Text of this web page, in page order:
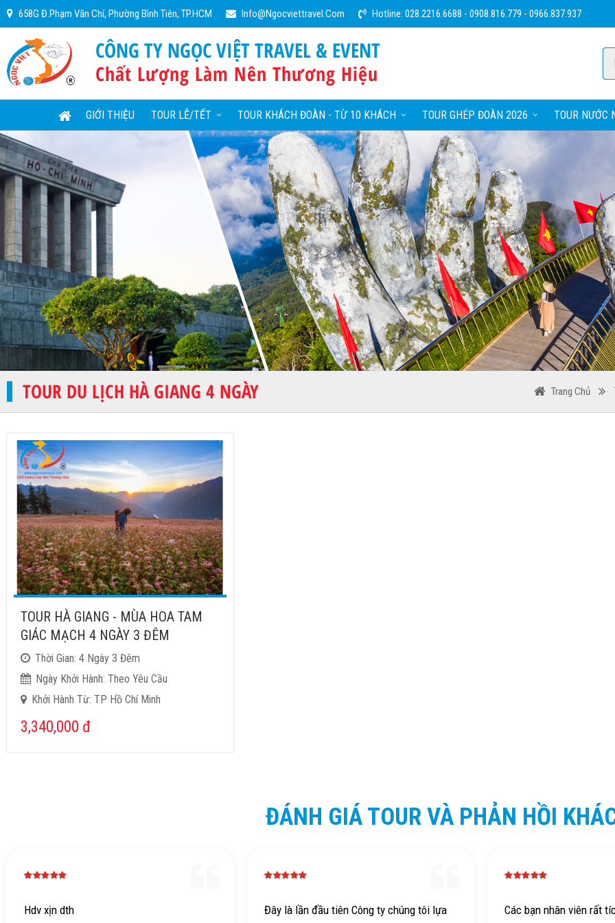
658G Đ.Phạm Văn Chí, Phường Bình Tiên, TP.HCM Info@ngocviettravel.com Hotline: 028.2216.6688 - 0908.816.779 - 0966.837.937
CÔNG TY NGỌC VIỆT TRAVEL & EVENT
Chất Lượng Làm Nên Thương Hiệu
GIỚI THIỆU TOUR LỄ/TẾT TOUR KHÁCH ĐOÀN - TỪ 10 KHÁCH TOUR GHÉP ĐOÀN 2026 TOUR NƯỚC
TOUR DU LỊCH HÀ GIANG 4 NGÀY Trang Chủ
TOUR HÀ GIANG - MÙA HOA TAM
GIÁC MẠCH 4 NGÀY 3 ĐÊM
Thời Gian: 4 Ngày 3 Đêm
Ngày Khởi Hành: Theo Yêu Cầu
Khởi Hành Từ: TP Hồ Chí Minh
3,340,000 đ
ĐÁNH GIÁ TOUR VÀ PHẢN HỒI
Hdv xịn dth
Đây là lần đầu tiên Công ty chúng tôi lựa
Các bạn nhân viên rất